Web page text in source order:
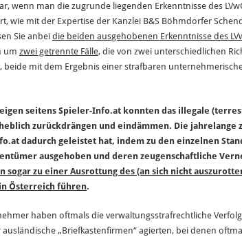
wenn man die zugrunde liegenden Erkenntnisse des
wie mit der Expertise der Kanzlei B&S Böhmdorfer
Sie anbei die beiden ausgehobenen Erkenntnisse des
um zwei getrennte Fälle, die von zwei unterschiedlichen
beide mit dem Ergebnis einer strafbaren
seitens Spieler-Info.at konnten das illegale
zurückdrängen und eindämmen. Die jahrelange
dadurch geleistet hat, indem zu den einzelnen
ausgehoben und deren zeugenschaftliche
sogar zu einer Ausrottung des (an sich nicht
Österreich führen.
haben oftmals die verwaltungsstrafrechtliche
„Briefkastenfirmen“ agierten, bei denen